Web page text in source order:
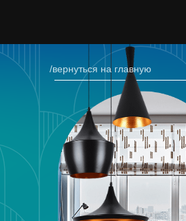
/вернуться на главную